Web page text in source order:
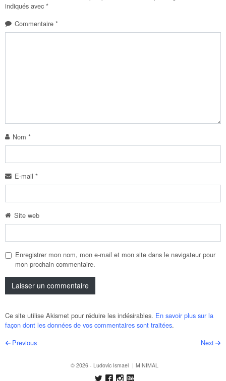
indiqués avec *
Commentaire *
Nom *
E-mail *
Site web
Enregistrer mon nom, mon e-mail et mon site dans le navigateur pour
mon prochain commentaire.
Ce site utilise Akismet pour réduire les indésirables. En savoir plus sur la
façon dont les données de vos commentaires sont traitées.
Post navigation
Previous Next
Follow us on Twitter
Like us on Facebook
Follow us on Instagram
Follow us on Behance
© 2026 - Ludovic Ismael MINIMAL